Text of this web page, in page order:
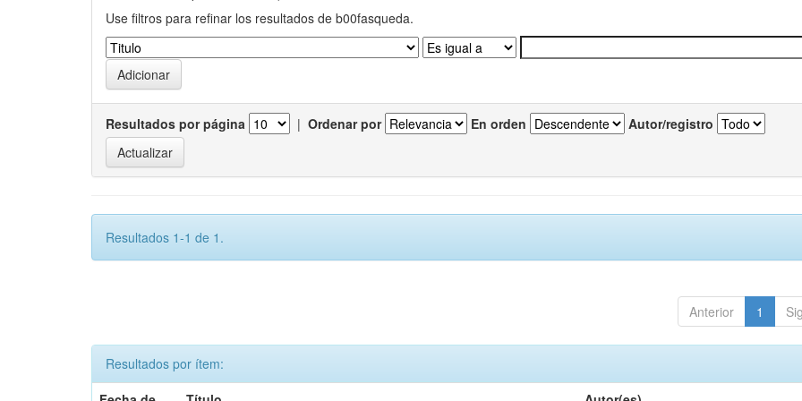
Use filtros para refinar los resultados de b00fasqueda.
Resultados por página | Ordenar por En orden Autor/registro
Resultados 1-1 de 1.
Anterior 1
Resultados por ítem: